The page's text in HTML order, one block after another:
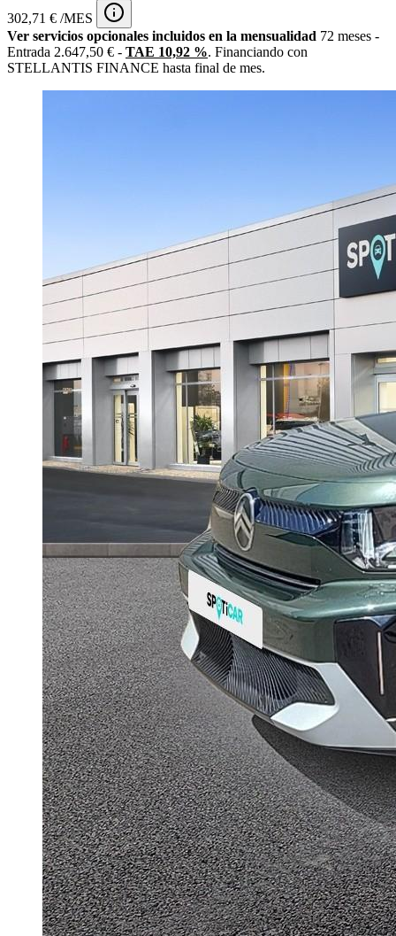
302,71 € /MES
Ver servicios opcionales incluidos en la mensualidad 72 meses -
Entrada 2.647,50 € - TAE 10,92 %. Financiando con
STELLANTIS FINANCE hasta final de mes.